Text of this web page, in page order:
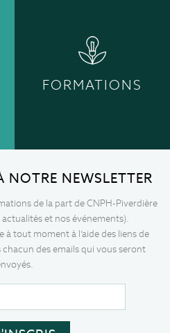
FORMATIONS
NEWSLETTER
de la part de CNPH-Piverdière
actualités et nos événements).
à tout moment à l’aide des liens de
des emails qui vous seront